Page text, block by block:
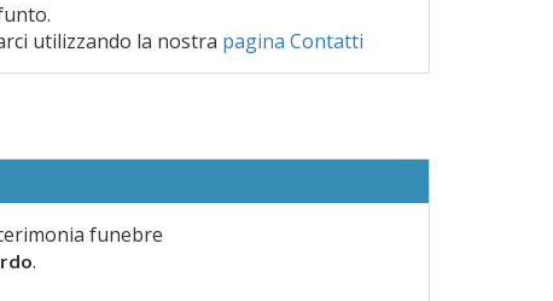
utilizzando la nostra pagina Contatti
funebre
.